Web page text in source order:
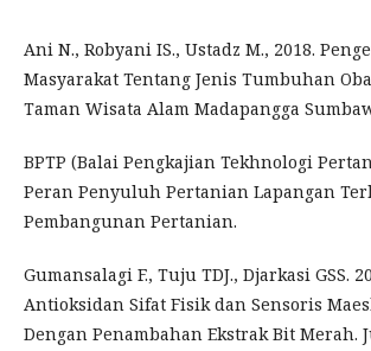
Ani N., Robyani IS., Ustadz M., 2018.
Masyarakat Tentang Jenis Tumbuhan
Taman Wisata Alam Madapangga
BPTP (Balai Pengkajian Tekhnologi
Peran Penyuluh Pertanian Lapangan
Pembangunan Pertanian.
Gumansalagi F., Tuju TDJ., Djarkasi GSS.
Antioksidan Sifat Fisik dan Sensoris
Dengan Penambahan Ekstrak Bit Merah.